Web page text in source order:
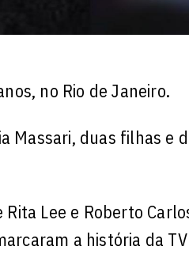
no Rio de Janeiro.
Massari, duas filhas e
Lee e Roberto
a história da TV